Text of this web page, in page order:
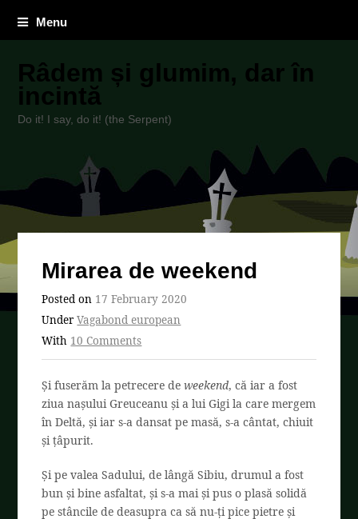
Menu
Râdem și glumim, dar în
incintă
Do it! I say, do it! (the Serpent)
Mirarea de weekend
Posted on 17 February 2020
UnderVagabond european
With 10 Comments
Și fuserăm la petrecere deweekend, că iar a fost
ziua nașului Greuceanu și a lui Gigi la care mergem
în Deltă, și iar s-a dansat pe masă, s-a cântat, chiuit
și țâpurit.
Și pe valea Sadului, de lângă Sibiu, drumul a fost
bun și bine asfaltat, și s-a mai și pus o plasă solidă
pe stâncile de deasupra ca să nu-ți pice pietre și